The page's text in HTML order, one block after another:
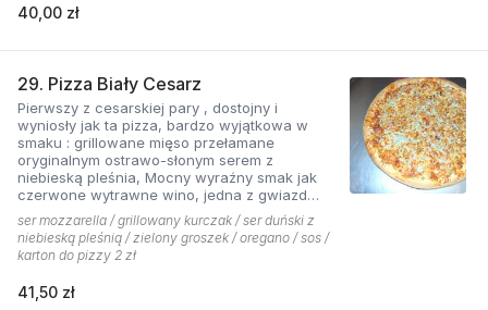
40,00 zł
29. Pizza Biały Cesarz
Pierwszy z cesarskiej pary , dostojny i
wyniosły jak ta pizza, bardzo wyjątkowa w
smaku : grillowane mięso przełamane
oryginalnym ostrawo-słonym serem z
niebieską pleśnia, Mocny wyraźny smak jak
czerwone wytrawne wino, jedna z gwiazd
kolekcji pizzerii Hyyper.
ser mozzarella / grillowany kurczak / ser duński z
niebieską pleśnią / zielony groszek / oregano / sos /
karton do pizzy 2 zł
41,50 zł